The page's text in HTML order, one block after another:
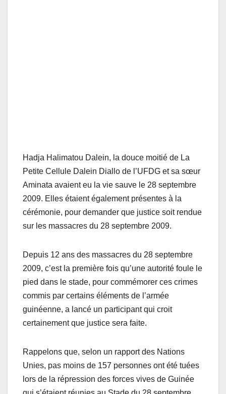
Hadja Halimatou Dalein, la douce moitié de La
Petite Cellule Dalein Diallo de l’UFDG et sa sœur
Aminata avaient eu la vie sauve le 28 septembre
2009. Elles étaient également présentes à la
cérémonie, pour demander que justice soit rendue
sur les massacres du 28 septembre 2009.
Depuis 12 ans des massacres du 28 septembre
2009, c’est la première fois qu’une autorité foule le
pied dans le stade, pour commémorer ces crimes
commis par certains éléments de l’armée
guinéenne, a lancé un participant qui croit
certainement que justice sera faite.
Rappelons que, selon un rapport des Nations
Unies, pas moins de 157 personnes ont été tuées
lors de la répression des forces vives de Guinée